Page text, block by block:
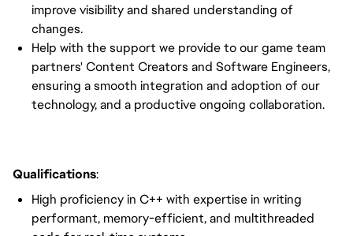
improve visibility and shared understanding of
changes.
Help with the support we provide to our game team
partners' Content Creators and Software Engineers,
ensuring a smooth integration and adoption of our
technology, and a productive ongoing collaboration.
Qualifications:
High proficiency in C++ with expertise in writing
performant, memory-efficient, and multithreaded